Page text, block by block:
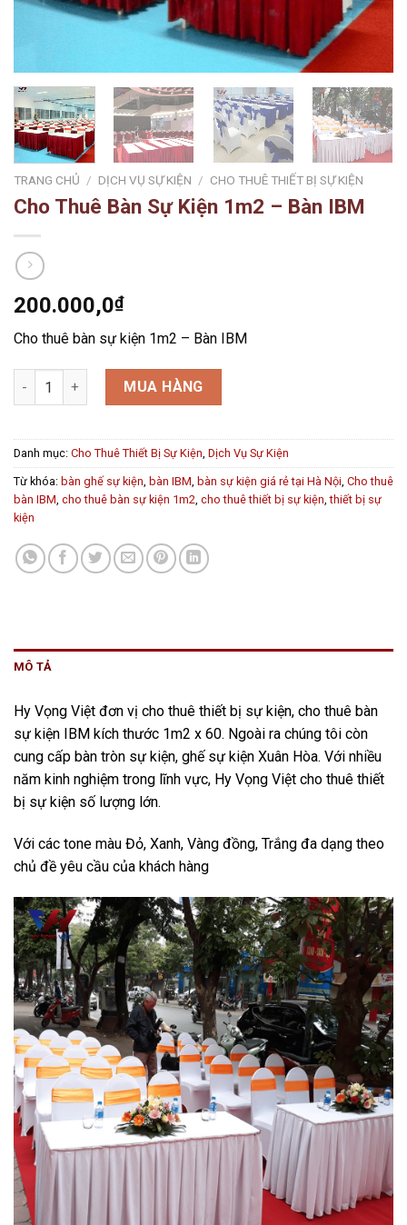
TRANG CHỦ / DỊCH VỤ SỰ KIỆN / CHO THUÊ THIẾT BỊ SỰ KIỆN
Cho Thuê Bàn Sự Kiện 1m2 – Bàn IBM
200.000,0₫
Cho thuê bàn sự kiện 1m2 – Bàn IBM
Cho Thuê Bàn Sự Kiện 1m2 - Bàn IBM số lượng
MUA HÀNG
Danh mục: Cho Thuê Thiết Bị Sự Kiện, Dịch Vụ Sự Kiện
Từ khóa: bàn ghế sự kiện, bàn IBM, bàn sự kiện giá rẻ tại Hà Nội, Cho thuê
bàn IBM, cho thuê bàn sự kiện 1m2, cho thuê thiết bị sự kiện,thiết bị sự
kiện
MÔ TẢ
Hy Vọng Việt đơn vị cho thuê thiết bị sự kiện, cho thuê bàn
sự kiện IBM kích thước 1m2 x 60. Ngoài ra chúng tôi còn
cung cấp bàn tròn sự kiện, ghế sự kiện Xuân Hòa. Với nhiều
năm kinh nghiệm trong lĩnh vực, Hy Vọng Việt cho thuê thiết
bị sự kiện số lượng lớn.
Với các tone màu Đỏ, Xanh, Vàng đồng, Trắng đa dạng theo
chủ đề yêu cầu của khách hàng